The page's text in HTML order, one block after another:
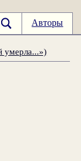
Авторы
умерла...»)